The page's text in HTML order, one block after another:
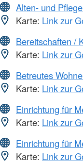
Alten- und
Karte: Link zur
Bereitschaften /
Karte: Link zur
Betreutes
Karte: Link zur
Einrichtung für
Karte: Link zur
Einrichtung für
Karte: Link zur